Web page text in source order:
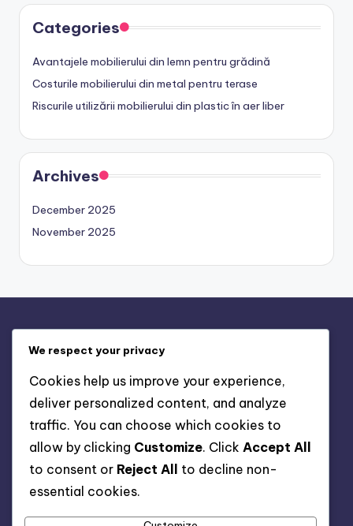
Categories
Avantajele mobilierului din lemn pentru grădină
Costurile mobilierului din metal pentru terase
Riscurile utilizării mobilierului din plastic în aer liber
Archives
December 2025
November 2025
Who We Are
Get in Touch
Terms and conditions
Data Protection Policy
We respect your privacy
Cookies help us improve your experience,
deliver personalized content, and analyze
traffic. You can choose which cookies to
allow by clicking Customize. Click Accept All
to consent or Reject All
to decline non-
essential cookies.